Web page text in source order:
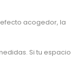
acogedor, la
Si tu espacio